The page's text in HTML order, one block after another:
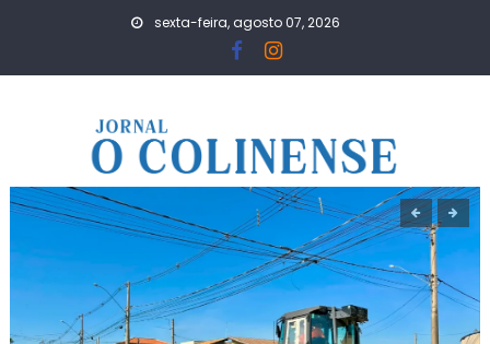
sexta-feira, agosto 07, 2026